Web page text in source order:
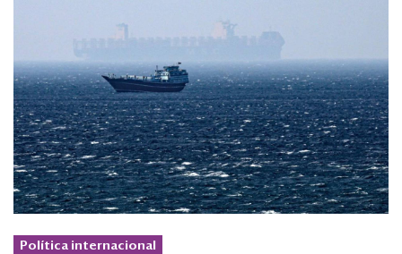
Política internacional